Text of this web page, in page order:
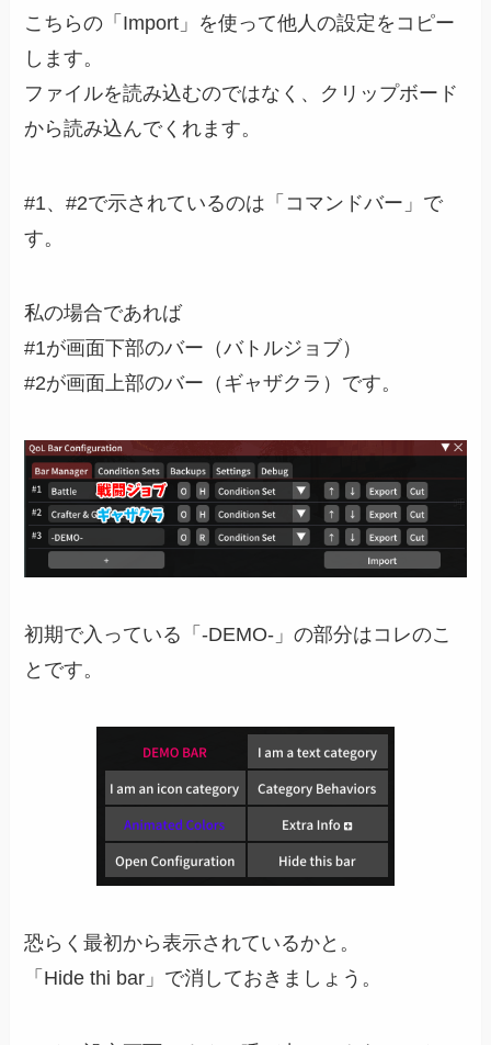
こちらの「Import」を使って他人の設定をコピー
します。
ファイルを読み込むのではなく、クリップボード
から読み込んでくれます。
#1、#2で示されているのは「コマンドバー」で
す。
私の場合であれば
#1が画面下部のバー（バトルジョブ）
#2が画面上部のバー（ギャザクラ）です。
初期で入っている「-DEMO-」の部分はコレのこ
とです。
恐らく最初から表示されているかと。
「Hide thi bar」で消しておきましょう。